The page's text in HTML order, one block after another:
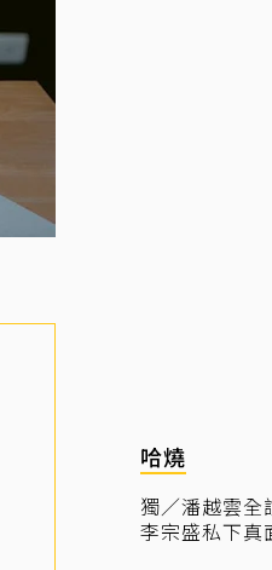
哈燒
獨／潘越雲全
李宗盛私下真